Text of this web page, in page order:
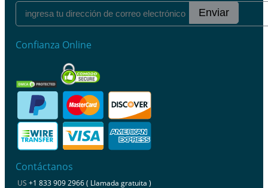
Enviar
Confianza Online
Contáctanos
US +1 833 909 2966 ( Llamada gratuita )